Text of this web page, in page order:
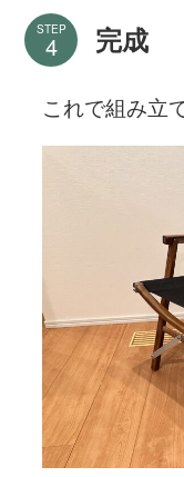
STEP 完成
これで組み立